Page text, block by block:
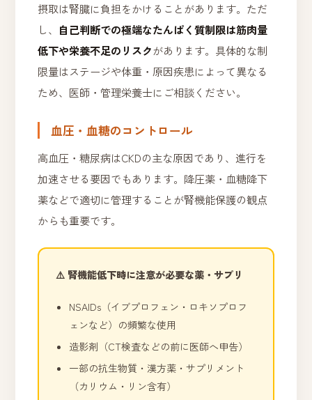
摂取は腎臓に負担をかけることがあります。ただ
し、 自己判断での極端なたんぱく質制限は筋肉量
低下や栄養不足のリスクがあります。具体的な制
限量はステージや体重・原因疾患によって異なる
ため、医師・管理栄養士にご相談ください。
血圧・血糖のコントロール
高血圧・糖尿病はCKDの主な原因であり、進行を
加速させる要因でもあります。降圧薬・血糖降下
薬などで適切に管理することが腎機能保護の観点
からも重要です。
⚠️ 腎機能低下時に注意が必要な薬・サプリ
NSAIDs（イブプロフェン・ロキソプロフ
ェンなど）の頻繁な使用
造影剤（CT検査などの前に医師へ申告）
一部の抗生物質・漢方薬・サプリメント
（カリウム・リン含有）